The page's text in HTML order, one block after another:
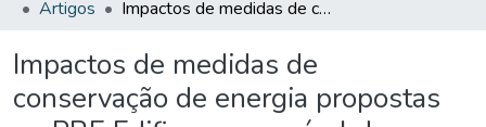
Artigos
Impactos de medidas de conservação de energia propostas no PBE Edifica para o nível de eficiência energética de envoltórias de um edifício naturalmente condicionado
Impactos de medidas de
conservação de energia propostas